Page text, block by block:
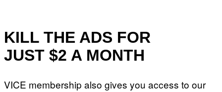
KILL THE ADS FOR
JUST $2 A MONTH
VICE membership also gives you access to our